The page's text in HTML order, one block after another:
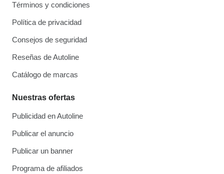
Términos y condiciones
Política de privacidad
Consejos de seguridad
Reseñas de Autoline
Catálogo de marcas
Nuestras ofertas
Publicidad en Autoline
Publicar el anuncio
Publicar un banner
Programa de afiliados